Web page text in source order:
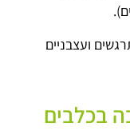
ועצבניים
בכלבים